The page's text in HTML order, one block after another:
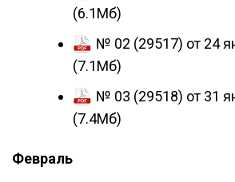
показывать
(6.1Мб)
№ 02 (29517) от 24
(7.1Мб)
№ 03 (29518) от 31
(7.4Мб)
Февраль